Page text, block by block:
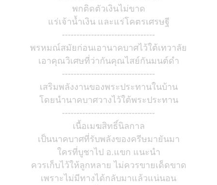
พกติดตัวเงินไม่ขาด
แร่เจ้าน้ำเงิน และแร่โคตรเศรษฐี
--------------------------------
พรหมณ์สมัยก่อนเอานาคบาศไว้ใต้เทวาลัย
เอาคุณวิเศษที่ว่ากันคุณไสย์กันมนต์ดำ
--------------------------------
เสริมพลังงานของพระประทานในบ้าน
โดยนำนาคบาศวางไว้ใต้พระประทาน
--------------------------------
เนื้อเมฆสิทธิ์นิลกาล
เป็นนาคบาศที่รับพลังของครีษมายันมา
ใครที่บูชาไป อ.แขก แนะนำ
ควรเก็บไว้ให้ลูกหลาย ไม่ควรขายเด็ดขาด
เพราะไม่มีทางได้กลับมาแล้วแน่นอน